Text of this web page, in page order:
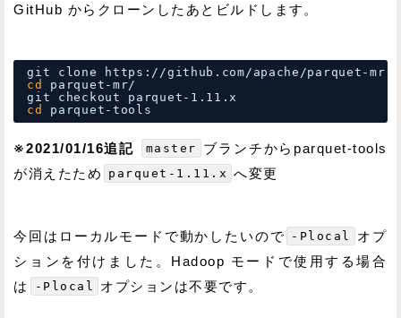
GitHub からクローンしたあとビルドします。
git clone https: //github .com /apache/parquet-mr
cd
parquet-mr/
git checkout parquet-1.11.x
cd
parquet-tools
※2021/01/16追記 master
ブランチからparquet-tools
が消えたため
parquet-1.11.x へ変更
今回はローカルモードで動かしたいので -Plocal
オプ
ションを付けました。Hadoop モードで使用する場合
は
-Plocal オプションは不要です。